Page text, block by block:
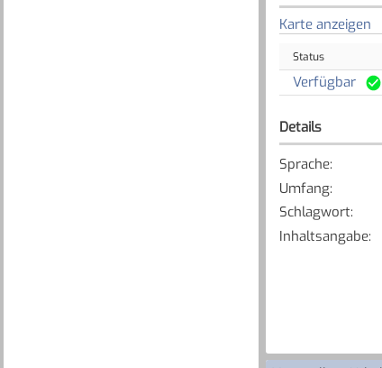
Karte anzeigen
Status
Verfügbar
Details
Sprache:
Umfang:
Schlagwort:
Inhaltsangabe: